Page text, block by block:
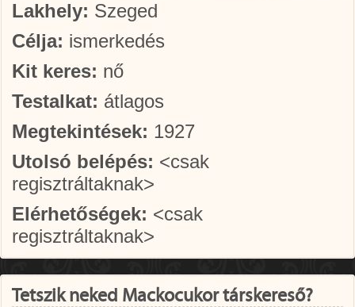
Lakhely: Szeged
Célja: ismerkedés
Kit keres: nő
Testalkat: átlagos
Megtekintések: 1927
Utolsó belépés: <csak
regisztráltaknak>
Elérhetőségek: <csak
regisztráltaknak>
Tetszik neked Mackocukor társkereső?